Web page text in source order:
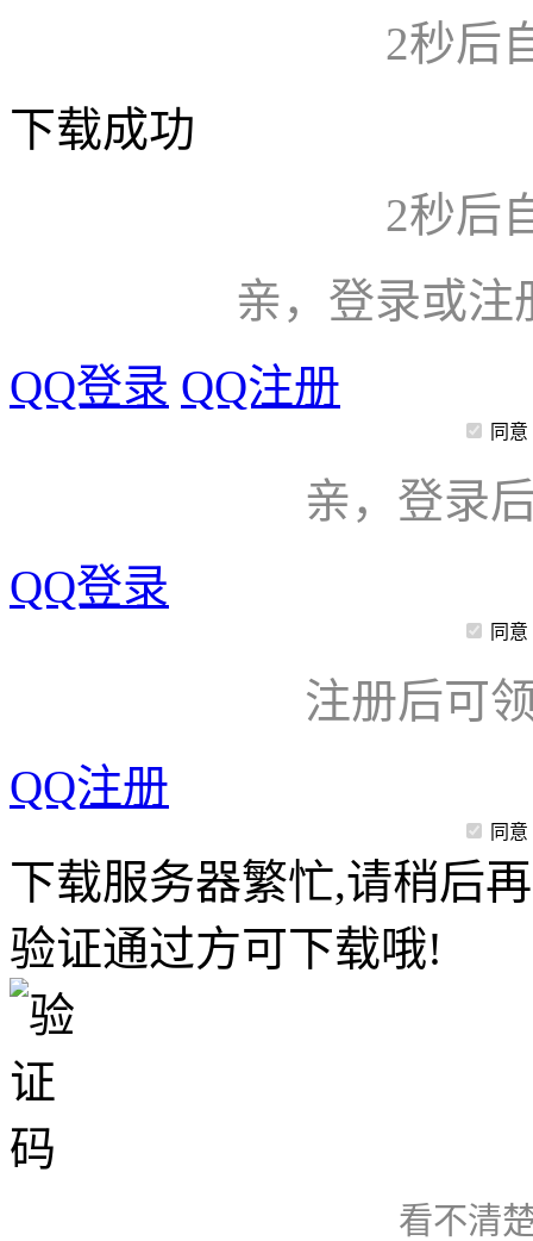
2秒后
下载成功
2秒后
亲，登录或注
QQ登录 QQ注册
同意
亲，登录
QQ登录
同意
注册后可
QQ注册
同意
下载服务器繁忙,请稍后
验证通过方可下载哦!
看不清